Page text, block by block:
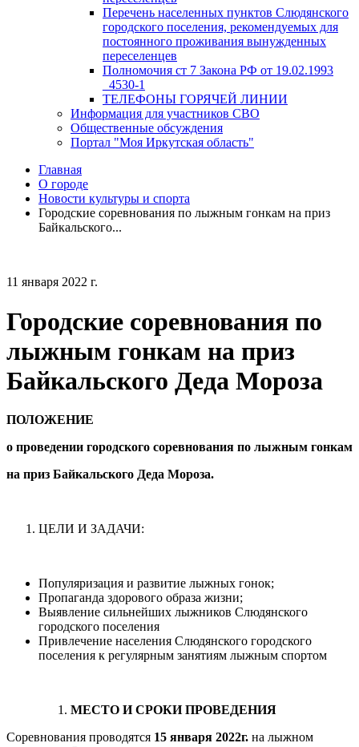
Перечень населенных пунктов Слюдянского
городского поселения, рекомендуемых для
постоянного проживания вынужденных
переселенцев
Полномочия ст 7 Закона РФ от 19.02.1993
_4530-1
ТЕЛЕФОНЫ ГОРЯЧЕЙ ЛИНИИ
Информация для участников СВО
Общественные обсуждения
Портал "Моя Иркутская область"
Главная
О городе
Новости культуры и спорта
Городские соревнования по лыжным гонкам на приз
Байкальского...
11 января 2022 г.
Городские соревнования по
лыжным гонкам на приз
Байкальского Деда Мороза
ПОЛОЖЕНИЕ
о проведении городского соревнования по лыжным гонкам
на приз Байкальского Деда Мороза.
ЦЕЛИ И ЗАДАЧИ:
Популяризация и развитие лыжных гонок;
Пропаганда здорового образа жизни;
Выявление сильнейших лыжников Слюдянского
городского поселения
Привлечение населения Слюдянского городского
поселения к регулярным занятиям лыжным спортом
МЕСТО И СРОКИ ПРОВЕДЕНИЯ
Соревнования проводятся 15 января 2022г. на лыжном